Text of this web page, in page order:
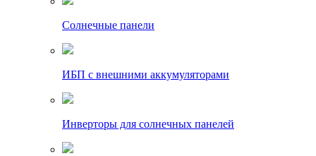
Солнечные панели
ИБП с внешними аккумуляторами
Инверторы для солнечных панелей